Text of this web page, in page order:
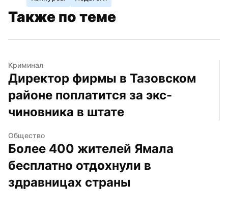
Также по теме
Криминал
Директор фирмы в Тазовском
районе поплатится за экс-
чиновника в штате
Общество
Более 400 жителей Ямала
бесплатно отдохнули в
здравницах страны